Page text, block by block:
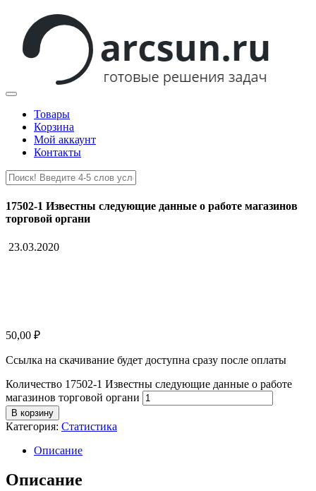
Товары
Корзина
Мой аккаунт
Контакты
17502-1 Известны следующие данные о работе магазинов
торговой органи
23.03.2020
50,00 ₽
Ссылка на скачивание будет доступна сразу после оплаты
Количество 17502-1 Известны следующие данные о работе
магазинов торговой органи
В корзину
Категория: Статистика
Описание
Описание